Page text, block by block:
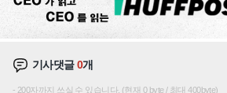
기사댓글0개
200자까지 쓰실 수 있습니다. (현재 0 byte / 최대 400byte)